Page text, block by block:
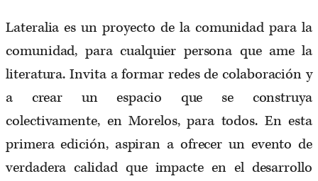
Lateralia es un proyecto de la comunidad para la
comunidad, para cualquier persona que ame la
literatura. Invita a formar redes de colaboración y
a crear un espacio que se construya
colectivamente, en Morelos, para todos. En esta
primera edición, aspiran a ofrecer un evento de
verdadera calidad que impacte en el desarrollo